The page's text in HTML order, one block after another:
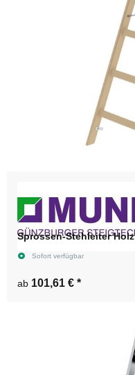
Sprossen-Stehleiter Holz
Sofort verfügbar
ab 101,61 € *